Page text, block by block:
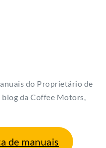
do Proprietário de
da Coffee Motors,
de manuais